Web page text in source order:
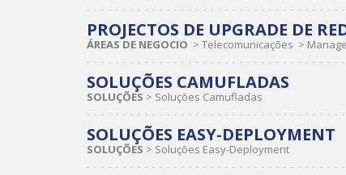
PROJECTOS DE UPGRADE DE
ÁREAS DE NEGOCIO > Telecomunicações >
SOLUÇÕES CAMUFLADAS
SOLUÇÕES > Soluções Camufladas
SOLUÇÕES EASY-DEPLOYMENT
SOLUÇÕES > Soluções Easy-Deployment